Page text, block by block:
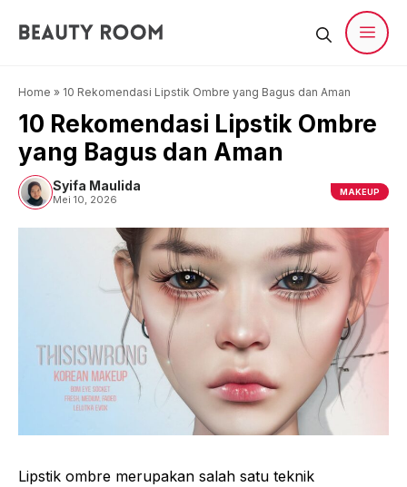
Home » 10 Rekomendasi Lipstik Ombre yang Bagus dan Aman
10 Rekomendasi Lipstik Ombre
yang Bagus dan Aman
Syifa Maulida
Mei 10, 2026
MAKEUP
Lipstik ombre merupakan salah satu teknik